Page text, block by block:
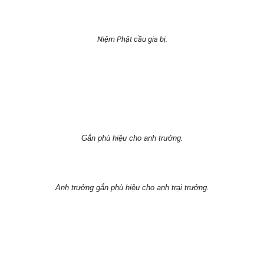
Niệm Phật cầu gia bị.
Gắn phù hiệu cho anh trưởng.
Anh trưởng gắn phù hiệu cho anh trại trưởng.